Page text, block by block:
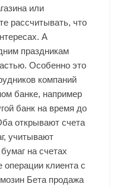
или
рассчитывать, что
А
праздникам
Особенно это
компаний
банке, например
банк на время до
открывают счета
учитывают
на счетах
операции клиента с
Бета продажа